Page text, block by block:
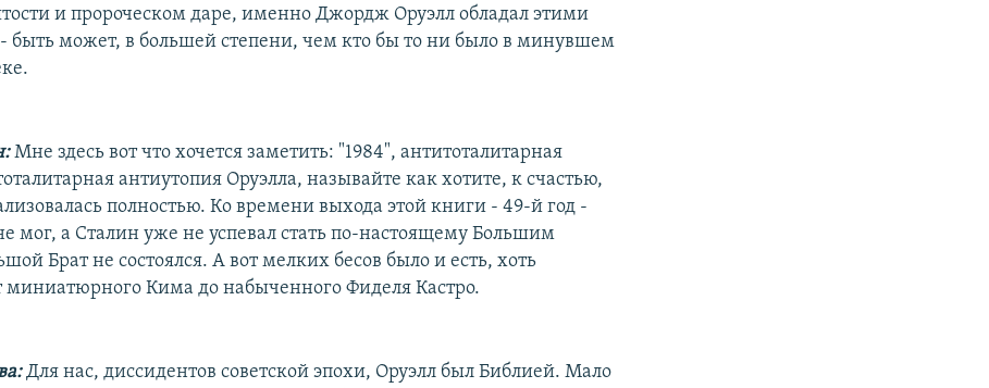
и пророческом даре, именно Джордж Оруэлл обладал этими
быть может, в большей степени, чем кто бы то ни было в минувшем
Мне здесь вот что хочется заметить: "1984", антитоталитарная
антиутопия Оруэлла, называйте как хотите, к счастью,
полностью. Ко времени выхода этой книги - 49-й год -
мог, а Сталин уже не успевал стать по-настоящему Большим
Брат не состоялся. А вот мелких бесов было и есть, хоть
миниатюрного Кима до набыченного Фиделя Кастро.
Для нас, диссидентов советской эпохи, Оруэлл был Библией. Мало